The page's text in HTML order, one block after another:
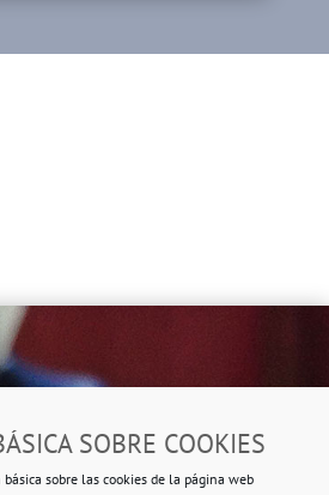
SOBRE COOKIES
sobre las cookies de la página web
Usera